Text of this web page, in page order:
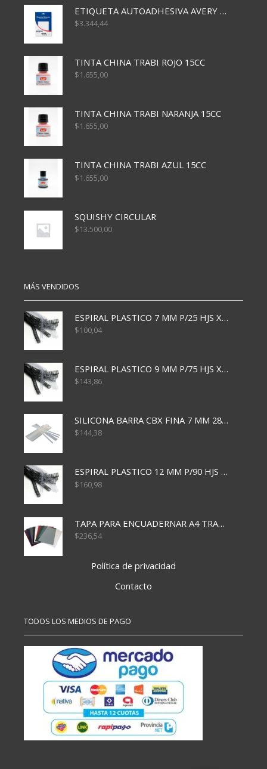
ETIQUETA AUTOADHESIVA AVERY 3026 30H 20 X 70
$3.344,44
TINTA CHINA TRABI ROJO 15CC
$1.655,00
TINTA CHINA TRABI NARANJA 15CC
$1.655,00
TINTA CHINA TRABI AZUL 15CC
$1.655,00
SQUISHY CIRCULAR
$13.500,00
MÁS VENDIDOS
ESPIRAL PLASTICO 7 MM P/25 HJS X50x3000
$100,04
ESPIRAL PLASTICO 9 MM P/75 HJS X50X2400
$143,86
SILICONA BARRA CBX FINA 7 MM 28 CM
$144,38
ESPIRAL PLASTICO 12 MM P/90 HJS X50X1500
$160,98
TAPA PARA ENCUADERNAR A4 TRANSP x50x500
$236,54
Política de privacidad
Contacto
TODOS LOS MEDIOS DE PAGO